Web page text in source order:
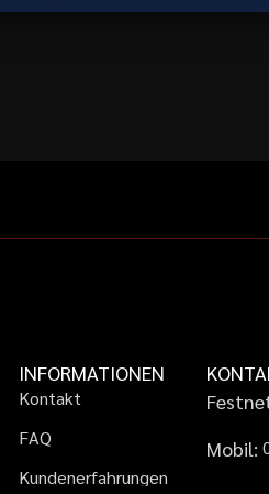
INFORMATIONEN
Kontakt
FAQ
Kundenerfahrungen
Mobil: